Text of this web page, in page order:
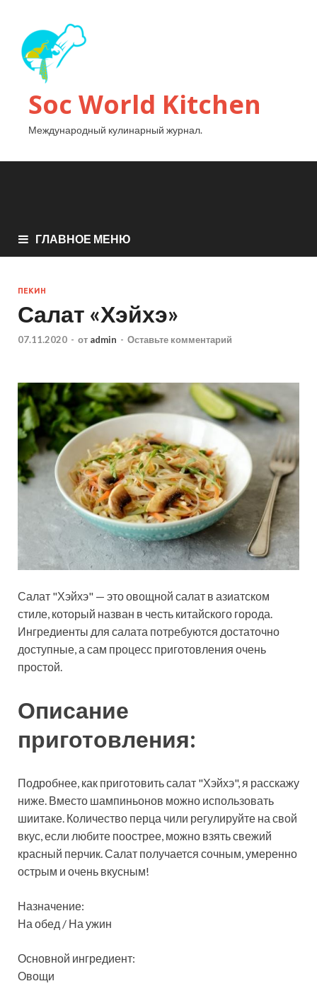
Soc World Kitchen
Международный кулинарный журнал.
ГЛАВНОЕ МЕНЮ
ПЕКИН
Салат «Хэйхэ»
07.11.2020 - от admin - Оставьте комментарий
Салат "Хэйхэ" — это овощной салат в азиатском
стиле, который назван в честь китайского города.
Ингредиенты для салата потребуются достаточно
доступные, а сам процесс приготовления очень
простой.
Описание
приготовления:
Подробнее, как приготовить салат "Хэйхэ", я расскажу
ниже. Вместо шампиньонов можно использовать
шиитаке. Количество перца чили регулируйте на свой
вкус, если любите поострее, можно взять свежий
красный перчик. Салат получается сочным, умеренно
острым и очень вкусным!
Назначение:
На обед / На ужин
Основной ингредиент:
Овощи